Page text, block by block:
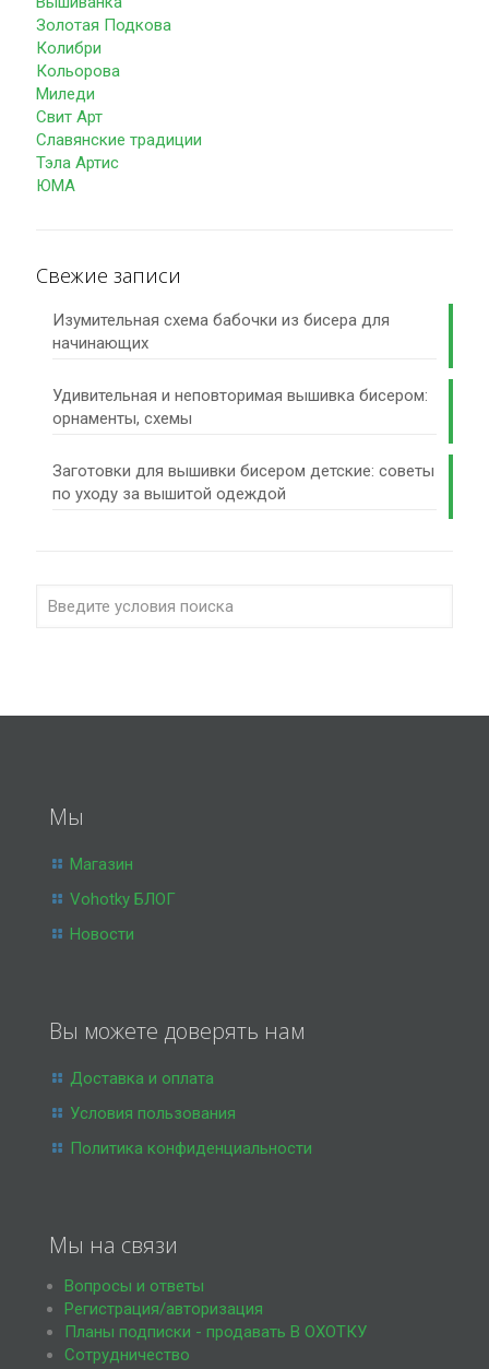
Золотая Подкова
Колибри
Кольорова
Миледи
Свит Арт
Славянские традиции
Тэла Артис
ЮМА
Свежие записи
Изумительная схема бабочки из бисера для
начинающих
Удивительная и неповторимая вышивка бисером:
орнаменты, схемы
Заготовки для вышивки бисером детские: советы
по уходу за вышитой одеждой
Мы
Магазин
Vohotky БЛОГ
Новости
Вы можете доверять нам
Доставка и оплата
Условия пользования
Политика конфиденциальности
Мы на связи
Вопросы и ответы
Регистрация/авторизация
Планы подписки - продавать В ОХОТКУ
Сотрудничество